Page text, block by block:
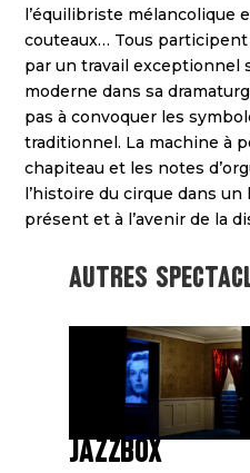
l’équilibriste mélancolique
couteaux… Tous
par un travail exceptionnel
moderne dans sa
pas à convoquer les
traditionnel. La machine à
chapiteau et les notes
l’histoire du cirque dans un
présent et à l’avenir de la
Autres
JAZZBOX